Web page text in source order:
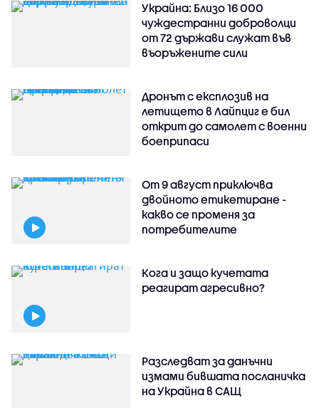
Украйна: Близо 16 000
чуждестранни доброволци
от 72 държави служат във
въоръжените сили
Дронът с експлозив на
летището в Лайпциг е бил
открит до самолет с военни
боеприпаси
От 9 август приключва
двойното етикетиране -
какво се променя за
потребителите
Кога и защо кучетата
реагират агресивно?
Разследват за данъчни
измами бившата посланичка
на Украйна в САЩ